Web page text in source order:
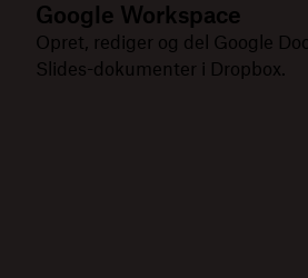
Google Workspace
Opret, rediger og del Google
Slides-dokumenter i Dropbox.